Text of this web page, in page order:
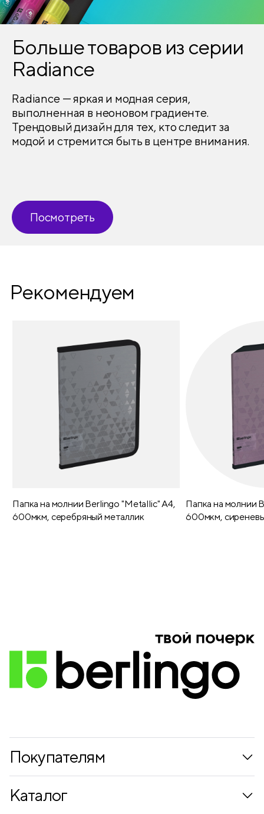
Больше товаров из серии
Radiance
Radiance — яркая и модная серия,
выполненная в неоновом градиенте.
Трендовый дизайн для тех, кто следит за
модой и стремится быть в центре внимания.
Посмотреть
Рекомендуем
Папка на молнии Berlingo "Metallic" А4,
600мкм, серебряный металлик
Папка на молнии
600мкм,
Покупателям
Каталог